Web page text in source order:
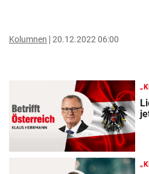
Kolumnen 20.12.2022 06:00